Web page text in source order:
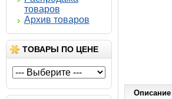
товаров
Архив товаров
ТОВАРЫ ПО ЦЕНЕ
Описание